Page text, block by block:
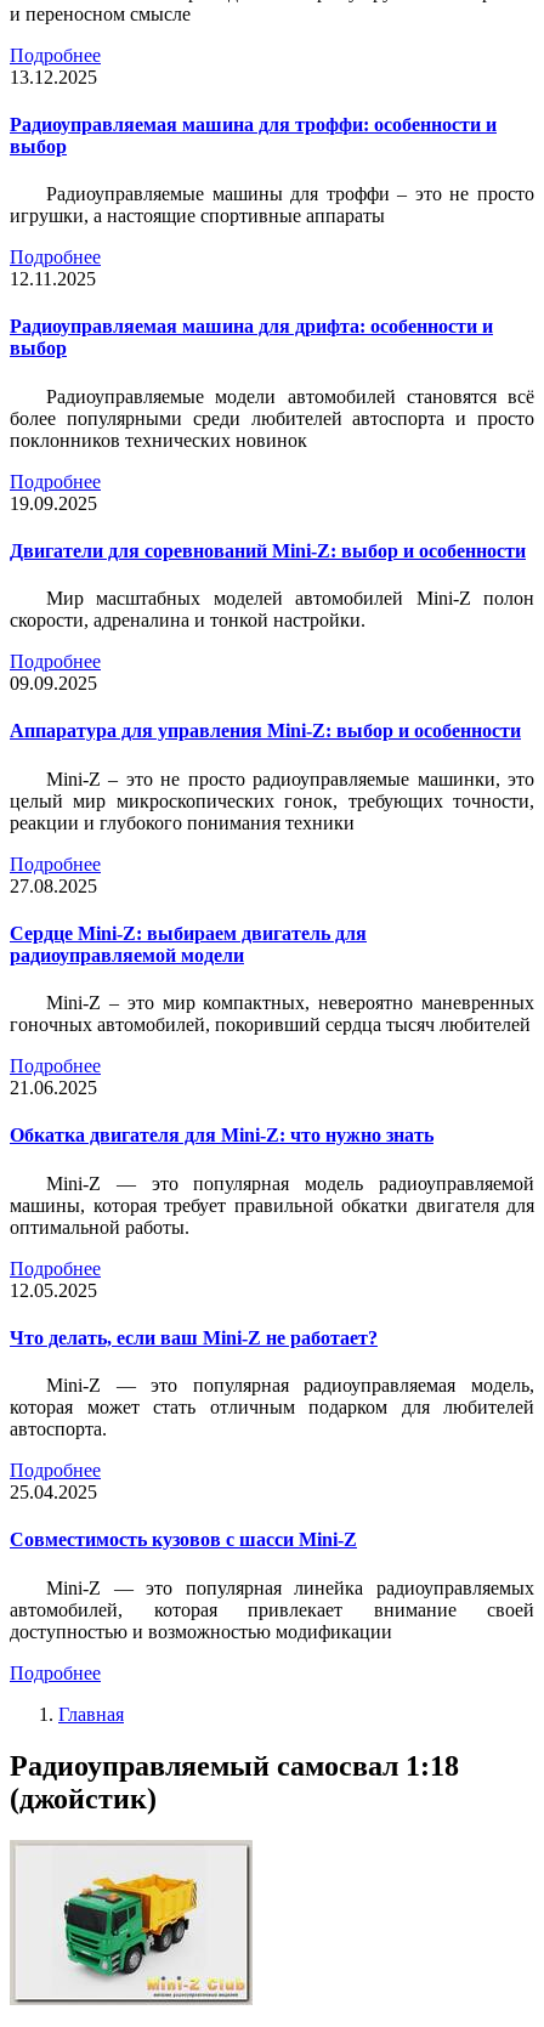
и переносном смысле
Подробнее
13.12.2025
Радиоуправляемая машина для троффи: особенности и
выбор
Радиоуправляемые машины для троффи – это не просто
игрушки, а настоящие спортивные аппараты
Подробнее
12.11.2025
Радиоуправляемая машина для дрифта: особенности и
выбор
Радиоуправляемые модели автомобилей становятся всё
более популярными среди любителей автоспорта и просто
поклонников технических новинок
Подробнее
19.09.2025
Двигатели для соревнований Mini-Z: выбор и особенности
Мир масштабных моделей автомобилей Mini-Z полон
скорости, адреналина и тонкой настройки.
Подробнее
09.09.2025
Аппаратура для управления Mini-Z: выбор и особенности
Mini-Z – это не просто радиоуправляемые машинки, это
целый мир микроскопических гонок, требующих точности,
реакции и глубокого понимания техники
Подробнее
27.08.2025
Сердце Mini-Z: выбираем двигатель для
радиоуправляемой модели
Mini-Z – это мир компактных, невероятно маневренных
гоночных автомобилей, покоривший сердца тысяч любителей
Подробнее
21.06.2025
Обкатка двигателя для Mini-Z: что нужно знать
Mini-Z — это популярная модель радиоуправляемой
машины, которая требует правильной обкатки двигателя для
оптимальной работы.
Подробнее
12.05.2025
Что делать, если ваш Mini-Z не работает?
Mini-Z — это популярная радиоуправляемая модель,
которая может стать отличным подарком для любителей
автоспорта.
Подробнее
25.04.2025
Совместимость кузовов с шасси Mini-Z
Mini-Z — это популярная линейка радиоуправляемых
автомобилей, которая привлекает внимание своей
доступностью и возможностью модификации
Подробнее
Главная
Радиоуправляемый самосвал 1:18
(джойстик)